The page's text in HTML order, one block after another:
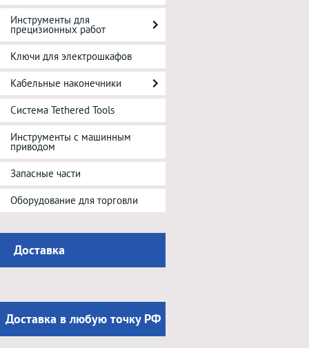
Инструменты для
прецизионных работ
Ключи для электрошкафов
Кабельные наконечники
Система Tethered Tools
Инструменты с машинным
приводом
Запасные части
Оборудование для торговли
Доставка
Доставка в любую точку РФ